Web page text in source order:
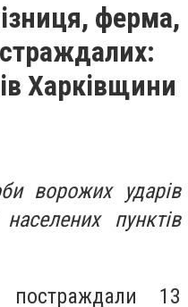
ферма,
Харківщини
ворожих ударів
пунктів
постраждали 13